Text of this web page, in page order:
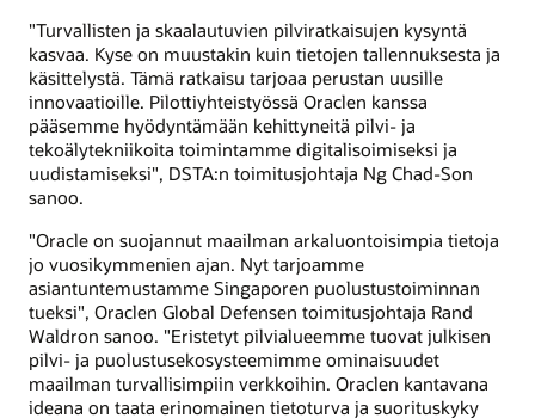
"Turvallisten ja skaalautuvien pilviratkaisujen kysyntä
kasvaa. Kyse on muustakin kuin tietojen tallennuksesta ja
käsittelystä. Tämä ratkaisu tarjoaa perustan uusille
innovaatioille. Pilottiyhteistyössä Oraclen kanssa
pääsemme hyödyntämään kehittyneitä pilvi- ja
tekoälytekniikoita toimintamme digitalisoimiseksi ja
uudistamiseksi", DSTA:n toimitusjohtaja Ng Chad-Son
sanoo.
"Oracle on suojannut maailman arkaluontoisimpia tietoja
jo vuosikymmenien ajan. Nyt tarjoamme
asiantuntemustamme Singaporen puolustustoiminnan
tueksi", Oraclen Global Defensen toimitusjohtaja Rand
Waldron sanoo. "Eristetyt pilvialueemme tuovat julkisen
pilvi- ja puolustusekosysteemimme ominaisuudet
maailman turvallisimpiin verkkoihin. Oraclen kantavana
ideana on taata erinomainen tietoturva ja suorituskyky